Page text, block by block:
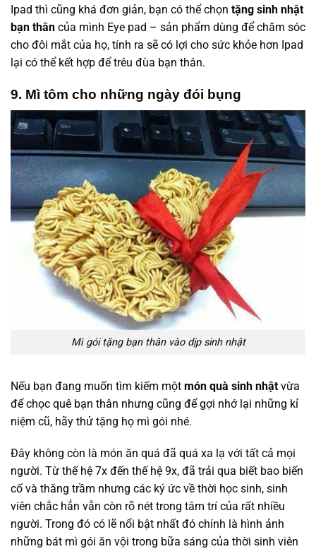
Ipad thì cũng khá đơn giản, bạn có thể chọn tặng sinh nhật
bạn thân của mình Eye pad – sản phẩm dùng để chăm sóc
cho đôi mắt của họ, tính ra sẽ có lợi cho sức khỏe hơn Ipad
lại có thể kết hợp để trêu đùa bạn thân.
9. Mì tôm cho những ngày đói bụng
Mì gói tặng bạn thân vào dịp sinh nhật
Nếu bạn đang muốn tìm kiếm một món quà sinh nhật vừa
để chọc quê bạn thân nhưng cũng để gợi nhớ lại những kỉ
niệm cũ, hãy thử tặng họ mì gói nhé.
Đây không còn là món ăn quá đã quá xa lạ với tất cả mọi
người. Từ thế hệ 7x đến thế hệ 9x, đã trải qua biết bao biến
cố và thăng trầm nhưng các ký ức về thời học sinh, sinh
viên chắc hẳn vẫn còn rõ nét trong tâm trí của rất nhiều
người. Trong đó có lẽ nổi bật nhất đó chính là hình ảnh
những bát mì gói ăn vội trong bữa sáng của thời sinh viên